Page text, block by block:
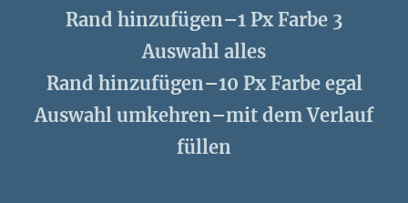
Rand hinzufügen–1 Px Farbe 3
Auswahl alles
Rand hinzufügen–10 Px Farbe egal
Auswahl umkehren–mit dem Verlauf
füllen